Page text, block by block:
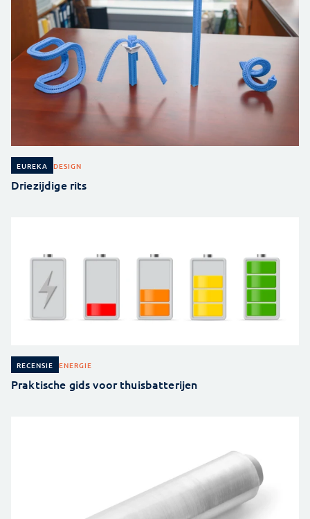
EUREKA DESIGN
Driezijdige rits
RECENSIE ENERGIE
Praktische gids voor thuisbatterijen